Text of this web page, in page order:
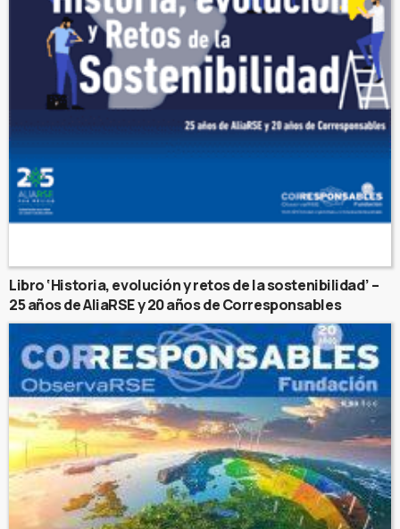
Libro ‘Historia, evolución y retos de la sostenibilidad’ –
25 años de AliaRSE y 20 años de Corresponsables